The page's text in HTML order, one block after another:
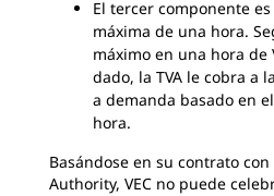
El tercer componente
máxima de una hora.
máximo en una hora de
dado, la TVA le cobra a
a demanda basado en
hora.
Basándose en su contrato con
Authority, VEC no puede